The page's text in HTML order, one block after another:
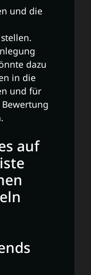
und die
dazu
in die
und für
auf